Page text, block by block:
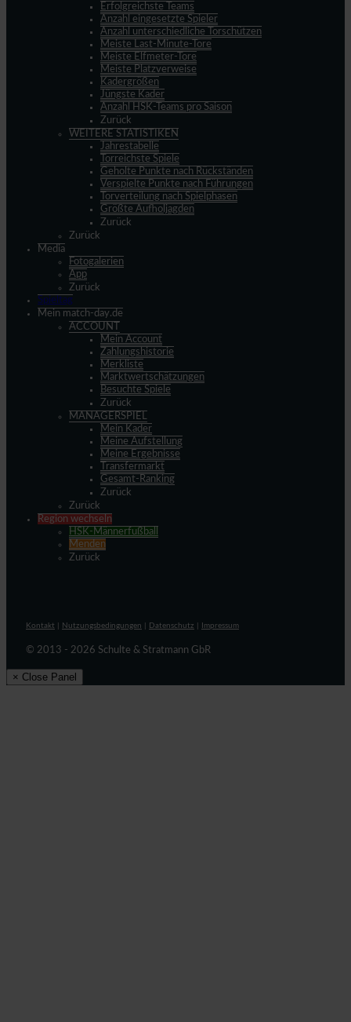
Erfolgreichste Teams
Anzahl eingesetzte Spieler
Anzahl unterschiedliche Torschützen
Meiste Last-Minute-Tore
Meiste Elfmeter-Tore
Meiste Platzverweise
Kadergrößen
Jüngste Kader
Anzahl HSK-Teams pro Saison
Zurück
WEITERE STATISTIKEN
Jahrestabelle
Torreichste Spiele
Geholte Punkte nach Rückständen
Verspielte Punkte nach Führungen
Torverteilung nach Spielphasen
Größte Aufholjagden
Zurück
Zurück
Media
Fotogalerien
App
Zurück
Spieltag
Mein match-day.de
ACCOUNT
Mein Account
Zahlungshistorie
Merkliste
Marktwertschätzungen
Besuchte Spiele
Zurück
MANAGERSPIEL
Mein Kader
Meine Aufstellung
Meine Ergebnisse
Transfermarkt
Gesamt-Ranking
Zurück
Zurück
Region wechseln
HSK-Männerfußball
Menden
Zurück
Kontakt Nutzungsbedingungen Datenschutz Impressum
© 2013 - 2026 Schulte & Stratmann GbR
× Close Panel